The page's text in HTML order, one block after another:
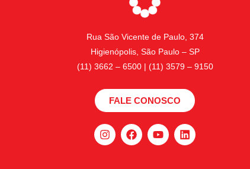
Rua São Vicente de Paulo, 374
Higienópolis, São Paulo – SP
(11) 3662 – 6500 | (11) 3579 – 9150
FALE CONOSCO